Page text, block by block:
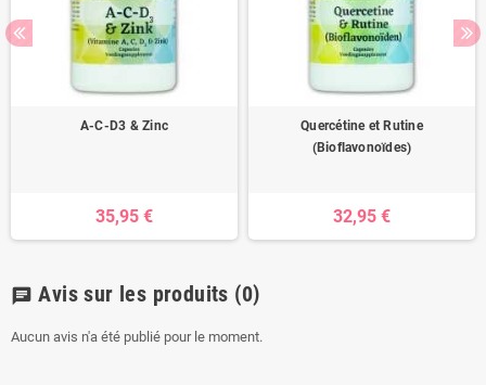
A-C-D3 & Zinc
35,95 €
Quercétine et Rutine
(Bioflavonoïdes)
32,95 €
chat Avis sur les produits (0)
Aucun avis n'a été publié pour le moment.